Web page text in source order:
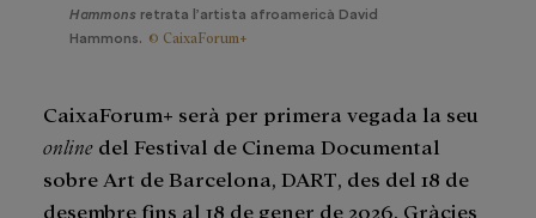
Hammons retrata l’artista afroamericà David
Hammons. © CaixaForum+
CaixaForum+ serà per primera vegada la seu
online del Festival de Cinema Documental
sobre Art de Barcelona, DART, des del 18 de
desembre fins al 18 de gener de 2026. Gràcies